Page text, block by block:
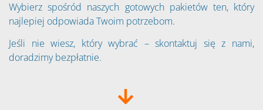
Wybierz spośród naszych gotowych pakietów ten, który
najlepiej odpowiada Twoim potrzebom.
Jeśli nie wiesz, który wybrać – skontaktuj się z nami,
doradzimy bezpłatnie.